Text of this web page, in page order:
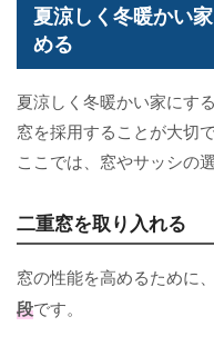
夏涼しく冬暖かい
める
夏涼しく冬暖かい家にす
窓を採用することが大切で
ここでは、窓やサッシの
二重窓を取り入れる
窓の性能を高めるために、
段です。